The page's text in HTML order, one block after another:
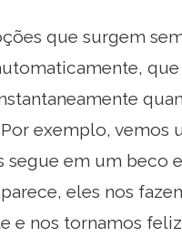
que surgem
exemplo, vemos
segue em um beco
eles nos
e nos tornamos